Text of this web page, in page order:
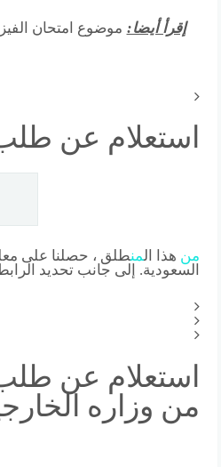
إقرأ أيضا: موضوع امتحان
استعلام عن
من هذا ال منطلق ، حصلنا على
السعودية. إلى جانب تحديد الرابط
استعلام عن طلب
من وزاره